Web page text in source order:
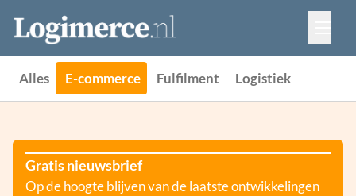
Vacatures
Events
Adverteren
Partners
Alles E-commerce Fulfilment Logistiek
Gratis nieuwsbrief
Op de hoogte blijven van de laatste ontwikkelingen